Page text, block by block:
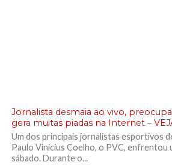
Jornalista desmaia ao vivo,
gera muitas piadas na Internet –
Um dos principais jornalistas esportivos
Paulo Vinicius Coelho, o PVC, enfrentou
sábado. Durante o...